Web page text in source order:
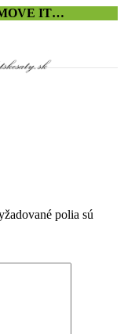
IT…
polia sú